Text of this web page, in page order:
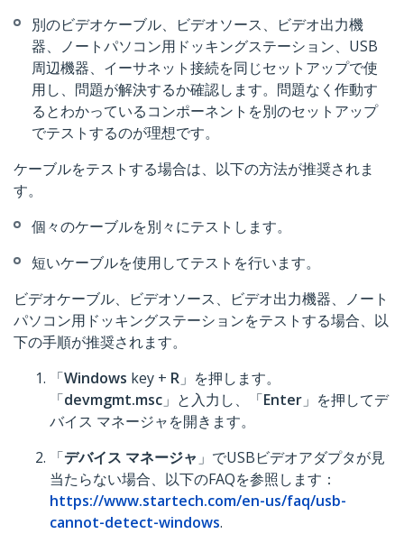
別のビデオケーブル、ビデオソース、ビデオ出力機
器、ノートパソコン用ドッキングステーション、USB
周辺機器、イーサネット接続を同じセットアップで使
用し、問題が解決するか確認します。問題なく作動す
るとわかっているコンポーネントを別のセットアップ
でテストするのが理想です。
ケーブルをテストする場合は、以下の方法が推奨されま
す。
個々のケーブルを別々にテストします。
短いケーブルを使用してテストを行います。
ビデオケーブル、ビデオソース、ビデオ出力機器、ノート
パソコン用ドッキングステーションをテストする場合、以
下の手順が推奨されます。
「Windows key + R 」を押します。
「devmgmt.msc 」と入力し、「Enter 」を押してデ
バイス マネージャを開きます。
「デバイス マネージャ 」でUSBビデオアダプタが見
当たらない場合、以下のFAQを参照します：
https://www.startech.com/en-us/faq/usb-
cannot-detect-windows.